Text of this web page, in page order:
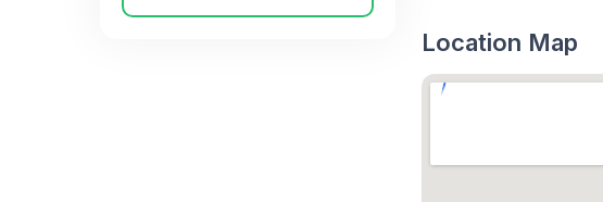
Location Map